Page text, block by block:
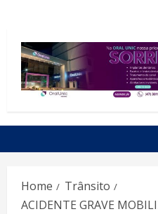
Home
Trânsito
ACIDENTE GRAVE